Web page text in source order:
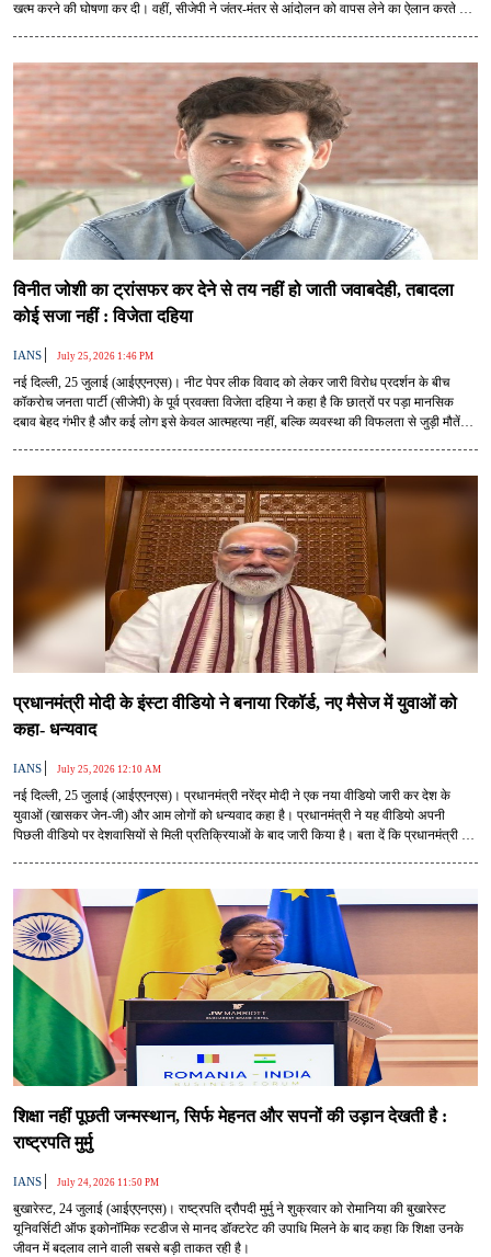
खत्म करने की घोषणा कर दी। वहीं, सीजेपी ने जंतर-मंतर से आंदोलन को वापस लेने का ऐलान करते हुए
विनीत जोशी का ट्रांसफर कर देने से तय नहीं हो जाती जवाबदेही, तबादला
कोई सजा नहीं : विजेता दहिया
IANS | July 25, 2026 1:46 PM
नई दिल्ली, 25 जुलाई (आईएएनएस)। नीट पेपर लीक विवाद को लेकर जारी विरोध प्रदर्शन के बीच
कॉकरोच जनता पार्टी (सीजेपी) के पूर्व प्रवक्ता विजेता दहिया ने कहा है कि छात्रों पर पड़ा मानसिक
दबाव बेहद गंभीर है और कई लोग इसे केवल आत्महत्या नहीं, बल्कि व्यवस्था की विफलता से जुड़ी मौतें
प्रधानमंत्री मोदी के इंस्टा वीडियो ने बनाया रिकॉर्ड, नए मैसेज में युवाओं को
कहा- धन्यवाद
IANS | July 25, 2026 12:10 AM
नई दिल्ली, 25 जुलाई (आईएएनएस)। प्रधानमंत्री नरेंद्र मोदी ने एक नया वीडियो जारी कर देश के
युवाओं (खासकर जेन-जी) और आम लोगों को धन्यवाद कहा है। प्रधानमंत्री ने यह वीडियो अपनी
पिछली वीडियो पर देशवासियों से मिली प्रतिक्रियाओं के बाद जारी किया है। बता दें कि प्रधानमंत्री के
शिक्षा नहीं पूछती जन्मस्थान, सिर्फ मेहनत और सपनों की उड़ान देखती है :
राष्ट्रपति मुर्मु
IANS | July 24, 2026 11:50 PM
बुखारेस्ट, 24 जुलाई (आईएएनएस)। राष्ट्रपति द्रौपदी मुर्मु ने शुक्रवार को रोमानिया की बुखारेस्ट
यूनिवर्सिटी ऑफ इकोनॉमिक स्टडीज से मानद डॉक्टरेट की उपाधि मिलने के बाद कहा कि शिक्षा उनके
जीवन में बदलाव लाने वाली सबसे बड़ी ताकत रही है।